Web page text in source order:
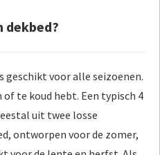
dekbed?
geschikt voor alle seizoenen.
te koud hebt. Een typisch 4
uit twee losse
ontworpen voor de zomer,